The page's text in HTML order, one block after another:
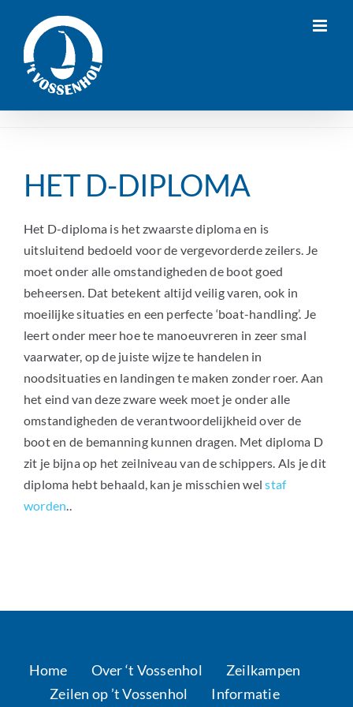
inhoud
HET D-DIPLOMA
Het D-diploma is het zwaarste diploma en is
uitsluitend bedoeld voor de vergevorderde zeilers. Je
moet onder alle omstandigheden de boot goed
beheersen. Dat betekent altijd veilig varen, ook in
moeilijke situaties en een perfecte ‘boat-handling’. Je
leert onder meer hoe te manoeuvreren in zeer smal
vaarwater, op de juiste wijze te handelen in
noodsituaties en landingen te maken zonder roer. Aan
het eind van deze zware week moet je onder alle
omstandigheden de verantwoordelijkheid over de
boot en de bemanning kunnen dragen. Met diploma D
zit je bijna op het zeilniveau van de schippers. Als je dit
diploma hebt behaald, kan je misschien welstaf
worden..
Home Over ‘t Vossenhol
Zeilkampen
Zeilen op ’t Vossenhol
Informatie